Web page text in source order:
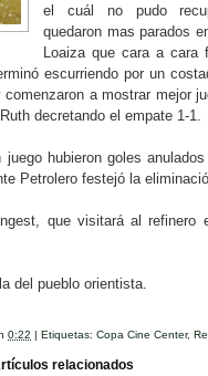
el cuál no pudo
quedaron mas parados
Loaiza que cara a
escurriendo por un
a mostrar mejor
decretando el empate 1-1.
hubieron goles
Petrolero festejó la
que visitará al refinero
del pueblo orientista.
0:22 |Etiquetas:Copa Cine Center,
relacionados